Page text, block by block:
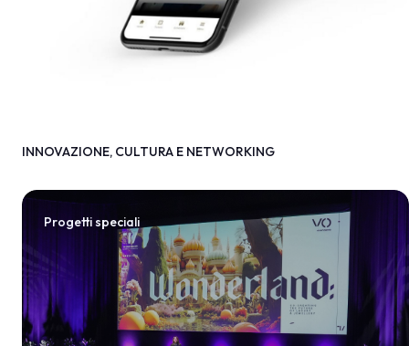
INNOVAZIONE, CULTURA E NETWORKING
Progetti speciali